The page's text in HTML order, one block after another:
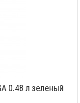
0.48 л зеленый